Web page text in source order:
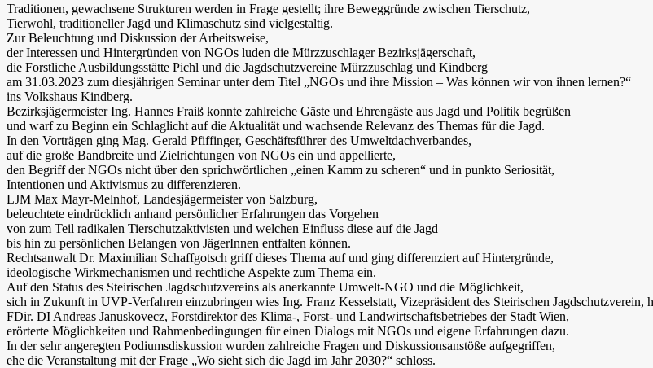
Traditionen, gewachsene Strukturen werden in Frage gestellt; ihre Beweggründe zwischen Tierschutz,
Tierwohl, traditioneller Jagd und Klimaschutz sind vielgestaltig.
Zur Beleuchtung und Diskussion der Arbeitsweise,
der Interessen und Hintergründen von NGOs luden die Mürzzuschlager Bezirksjägerschaft,
die Forstliche Ausbildungsstätte Pichl und die Jagdschutzvereine Mürzzuschlag und Kindberg
am 31.03.2023 zum diesjährigen Seminar unter dem Titel „NGOs und ihre Mission – Was können wir von ihnen lernen?“
ins Volkshaus Kindberg.
Bezirksjägermeister Ing. Hannes Fraiß konnte zahlreiche Gäste und Ehrengäste aus Jagd und Politik begrüßen
und warf zu Beginn ein Schlaglicht auf die Aktualität und wachsende Relevanz des Themas für die Jagd.
In den Vorträgen ging Mag. Gerald Pfiffinger, Geschäftsführer des Umweltdachverbandes,
auf die große Bandbreite und Zielrichtungen von NGOs ein und appellierte,
den Begriff der NGOs nicht über den sprichwörtlichen „einen Kamm zu scheren“ und in punkto Seriosität,
Intentionen und Aktivismus zu differenzieren.
LJM Max Mayr-Melnhof, Landesjägermeister von Salzburg,
beleuchtete eindrücklich anhand persönlicher Erfahrungen das Vorgehen
von zum Teil radikalen Tierschutzaktivisten und welchen Einfluss diese auf die Jagd
bis hin zu persönlichen Belangen von JägerInnen entfalten können.
Rechtsanwalt Dr. Maximilian Schaffgotsch griff dieses Thema auf und ging differenziert auf Hintergründe,
ideologische Wirkmechanismen und rechtliche Aspekte zum Thema ein.
Auf den Status des Steirischen Jagdschutzvereins als anerkannte Umwelt-NGO und die Möglichkeit,
sich in Zukunft in UVP-Verfahren einzubringen wies Ing. Franz Kesselstatt, Vizepräsident des Steirischen Jagdschutzverein,
FDir. DI Andreas Januskovecz, Forstdirektor des Klima-, Forst- und Landwirtschaftsbetriebes der Stadt Wien,
erörterte Möglichkeiten und Rahmenbedingungen für einen Dialogs mit NGOs und eigene Erfahrungen dazu.
In der sehr angeregten Podiumsdiskussion wurden zahlreiche Fragen und Diskussionsanstöße aufgegriffen,
ehe die Veranstaltung mit der Frage „Wo sieht sich die Jagd im Jahr 2030?“ schloss.